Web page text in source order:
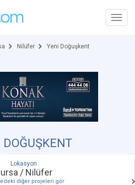
Nilüfer Yeni Doğuşkent
DOĞUŞKENT
Lokasyon
/ Nilüfer
diğer projeleri gör